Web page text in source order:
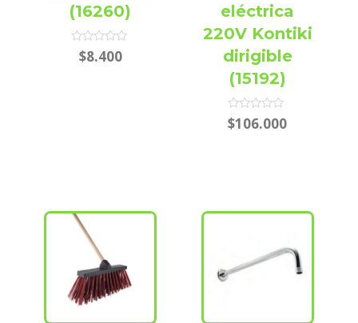
(16260)
Rated
$8.400
eléctrica
220V Kontiki
dirigible
(15192)
Rated
0
$106.000